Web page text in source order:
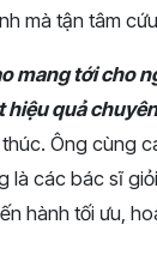
mà tận tâm
mang tới cho
hiệu quả
Ông cùng
là các bác sĩ
hành tối ưu,